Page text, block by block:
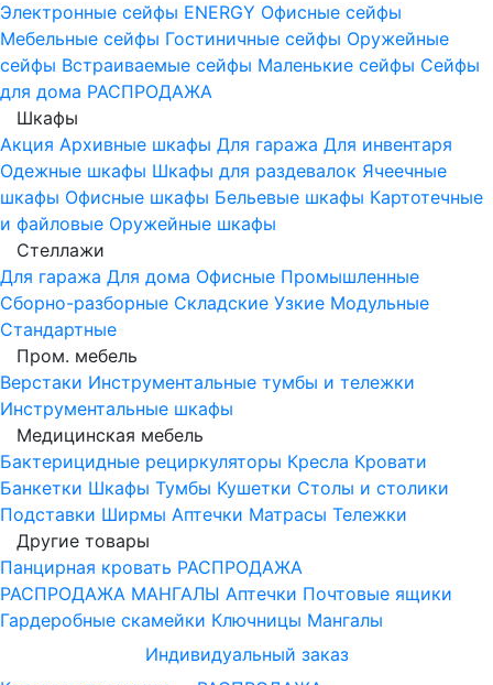
Электронные сейфы ENERGY Офисные сейфы
Мебельные сейфы Гостиничные сейфы Оружейные
сейфы Встраиваемые сейфы Маленькие сейфы Сейфы
для дома РАСПРОДАЖА
Шкафы
Акция Архивные шкафы Для гаража Для инвентаря
Одежные шкафы Шкафы для раздевалок Ячеечные
шкафы Офисные шкафы Бельевые шкафы Картотечные
и файловые Оружейные шкафы
Стеллажи
Для гаража Для дома Офисные Промышленные
Сборно-разборные Складские Узкие Модульные
Стандартные
Пром. мебель
Верстаки Инструментальные тумбы и тележки
Инструментальные шкафы
Медицинская мебель
Бактерицидные рециркуляторы Кресла Кровати
Банкетки Шкафы Тумбы Кушетки Столы и столики
Подставки Ширмы Аптечки Матрасы Тележки
Другие товары
Панцирная кровать РАСПРОДАЖА
РАСПРОДАЖА МАНГАЛЫ Аптечки Почтовые ящики
Гардеробные скамейки Ключницы Мангалы
Индивидуальный заказ